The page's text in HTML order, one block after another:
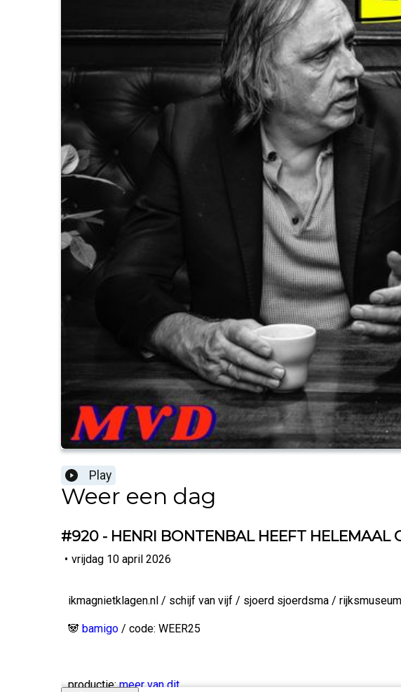
Play
Weer een dag
#920 - HENRI BONTENBAL HEEFT
• vrijdag 10 april 2026
ikmagnietklagen.nl / schijf van vijf / sjoerd sjoerdsma /
🐼 bamigo / code: WEER25
productie:meer van dit